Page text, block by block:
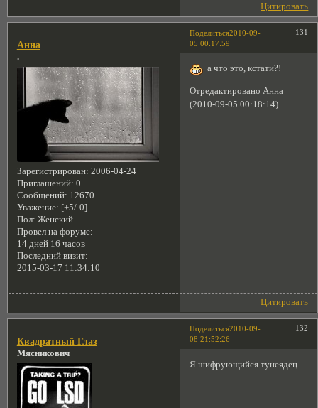
Цитировать
Поделиться 131
2010-09-
05 00:17:59
Анна
.
Зарегистрирован: 2006-04-24
Приглашений: 0
Сообщений: 12670
Уважение: [+5/-0]
Пол: Женский
Провел на форуме:
14 дней 16 часов
Последний визит:
2015-03-17 11:34:10
а что это, кстати?!
Отредактировано Анна
(2010-09-05 00:18:14)
Цитировать
Поделиться 132
2010-09-
08 21:52:26
Квадратный Глаз
Мясникович
Я шифрующийся тунеядец